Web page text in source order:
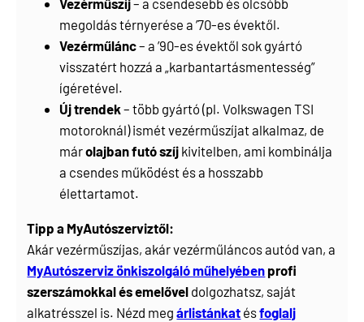
Vezérműszíj– a csendesebb és olcsóbb
megoldás térnyerése a ’70-es évektől.
Vezérműlánc– a ’90-es évektől sok gyártó
visszatért hozzá a „karbantartásmentesség”
ígéretével.
Új trendek – több gyártó (pl. Volkswagen TSI
motoroknál) ismét vezérműszíjat alkalmaz, de
márolajban futó szíj kivitelben, ami kombinálja
a csendes működést és a hosszabb
élettartamot.
Tipp a MyAutószerviztől:
Akár vezérműszíjas, akár vezérműláncos autód van, a
MyAutószerviz önkiszolgáló műhelyében profi
szerszámokkal és emelővel dolgozhatsz, saját
alkatrésszel is. Nézd megárlistánkat ésfoglalj